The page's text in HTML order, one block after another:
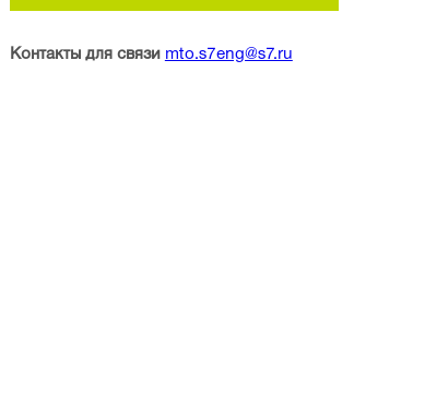
Контакты для связи mto.s7eng@s7.ru